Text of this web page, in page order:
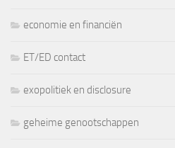
economie en financiën
ET/ED contact
exopolitiek en disclosure
geheime genootschappen